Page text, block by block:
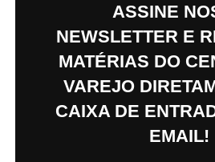
ASSINE
NEWSLETTER E
MATÉRIAS DO
VAREJO
CAIXA DE
EMAIL!